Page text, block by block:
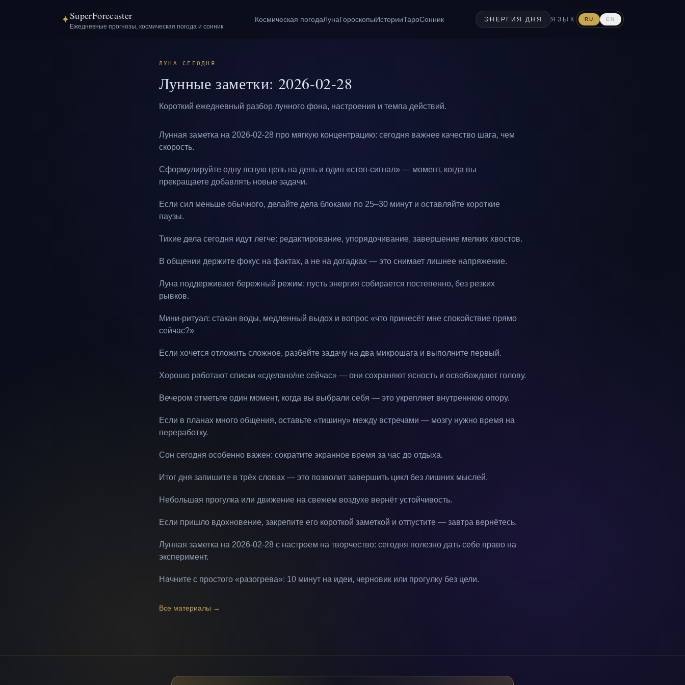
✦SuperForecaster
Ежедневные прогнозы, космическая погода и сонник
Космическая погодаЛунаГороскопыИсторииТароСонник ЭНЕРГИЯ ДНЯ ЯЗЫК RU EN
ЛУНА СЕГОДНЯ
Лунные заметки: 2026-02-28
Короткий ежедневный разбор лунного фона, настроения и темпа действий.
Лунная заметка на 2026-02-28 про мягкую концентрацию: сегодня важнее качество шага, чем
скорость.
Сформулируйте одну ясную цель на день и один «стоп-сигнал» — момент, когда вы
прекращаете добавлять новые задачи.
Если сил меньше обычного, делайте дела блоками по 25–30 минут и оставляйте короткие
паузы.
Тихие дела сегодня идут легче: редактирование, упорядочивание, завершение мелких хвостов.
В общении держите фокус на фактах, а не на догадках — это снимает лишнее напряжение.
Луна поддерживает бережный режим: пусть энергия собирается постепенно, без резких
рывков.
Мини-ритуал: стакан воды, медленный выдох и вопрос «что принесёт мне спокойствие прямо
сейчас?»
Если хочется отложить сложное, разбейте задачу на два микрошага и выполните первый.
Хорошо работают списки «сделано/не сейчас» — они сохраняют ясность и освобождают голову.
Вечером отметьте один момент, когда вы выбрали себя — это укрепляет внутреннюю опору.
Если в планах много общения, оставьте «тишину» между встречами — мозгу нужно время на
переработку.
Сон сегодня особенно важен: сократите экранное время за час до отдыха.
Итог дня запишите в трёх словах — это позволит завершить цикл без лишних мыслей.
Небольшая прогулка или движение на свежем воздухе вернёт устойчивость.
Если пришло вдохновение, закрепите его короткой заметкой и отпустите — завтра вернётесь.
Лунная заметка на 2026-02-28 с настроем на творчество: сегодня полезно дать себе право на
эксперимент.
Начните с простого «разогрева»: 10 минут на идеи, черновик или прогулку без цели.
Все материалы →